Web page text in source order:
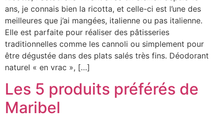
ans, je connais bien la ricotta, et celle-ci est l’une des
meilleures que j’ai mangées, italienne ou pas italienne.
Elle est parfaite pour réaliser des pâtisseries
traditionnelles comme les cannoli ou simplement pour
être dégustée dans des plats salés très fins. Déodorant
naturel « en vrac », […]
Les 5 produits préférés de
Maribel